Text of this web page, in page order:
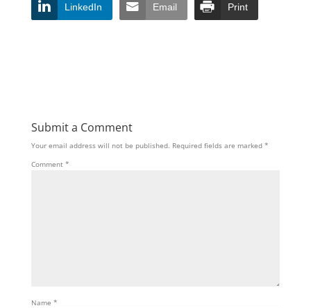
LinkedIn Email Print
Submit a Comment
Your email address will not be published. Required fields are marked *
Comment *
Name *